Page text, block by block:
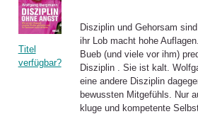
Titel
verfügbar?
Disziplinund Gehorsam sind
ihr Lob macht hohe
Bueb (und viele vor ihm)
Disziplin. Sie ist kalt.
eine andere Disziplin
bewussten Mitgefühls. Nur
kluge und kompetente